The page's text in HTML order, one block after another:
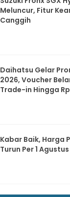
Meluncur, Fitur
Canggih
Daihatsu Gelar
2026, Voucher
Trade-in Hingga
Kabar Baik, Harga
Turun Per 1